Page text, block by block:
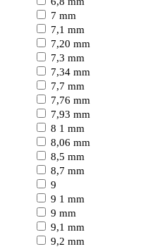
7 mm
7,1 mm
7,20 mm
7,3 mm
7,34 mm
7,7 mm
7,76 mm
7,93 mm
8 1 mm
8,06 mm
8,5 mm
8,7 mm
9
9 1 mm
9 mm
9,1 mm
9,2 mm